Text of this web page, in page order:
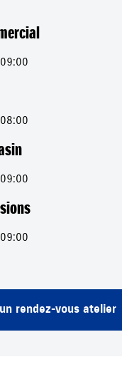
rendez-vous atelier